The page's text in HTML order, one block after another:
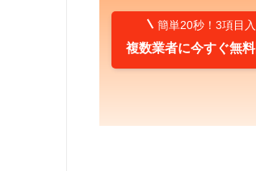
簡単20秒！3項目入
複数業者に今すぐ無